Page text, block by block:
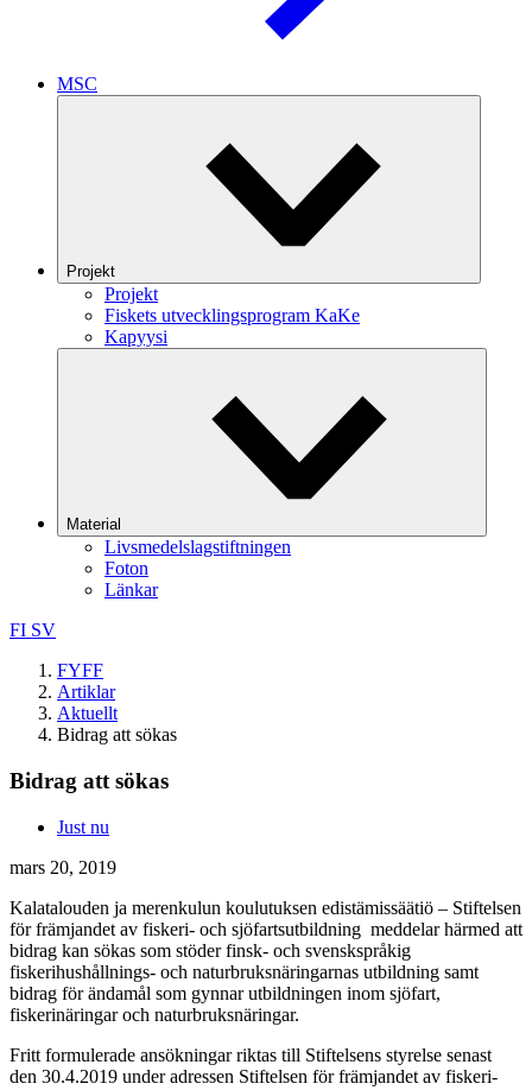
MSC
Projekt
Projekt
Fiskets utvecklingsprogram KaKe
Kapyysi
Material
Livsmedelslagstiftningen
Foton
Länkar
FI SV
FYFF
Artiklar
Aktuellt
Bidrag att sökas
Bidrag att sökas
Just nu
mars 20, 2019
Kalatalouden ja merenkulun koulutuksen edistämissäätiö – Stiftelsen
för främjandet av fiskeri- och sjöfartsutbildning meddelar härmed att
bidrag kan sökas som stöder finsk- och svenskspråkig
fiskerihushållnings- och naturbruksnäringarnas utbildning samt
bidrag för ändamål som gynnar utbildningen inom sjöfart,
fiskerinäringar och naturbruksnäringar.
Fritt formulerade ansökningar riktas till Stiftelsens styrelse senast
den 30.4.2019 under adressen Stiftelsen för främjandet av fiskeri-